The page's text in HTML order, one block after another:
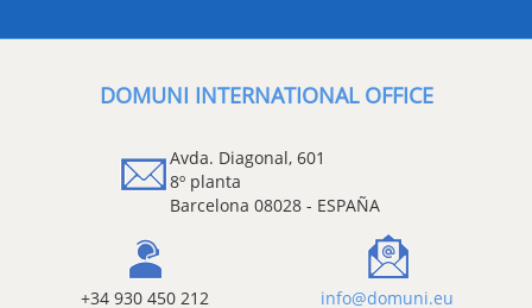
DOMUNI INTERNATIONAL OFFICE
Avda. Diagonal, 601
8º planta
Barcelona 08028 - ESPAÑA
+34 930 450 212 info@domuni.eu